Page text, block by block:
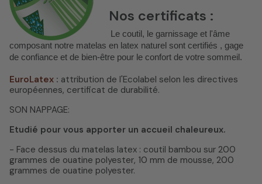
Nos certificats :
Le coutil, le garnissage et l'âme
composant notre matelas en latex naturel sont certifiés , gage
de confiance et de bien-être pour le confort de votre sommeil.
EuroLatex : attribution de l'Ecolabel selon les directives
européennes, certificat de durabilité.
SON NAPPAGE:
Etudié pour vous apporter un accueil chaleureux.
- Face dessus du matelas latex : coutil bambou sur 200
grammes de ouatine polyester, 10 mm de mousse, 200
grammes de ouatine polyester.